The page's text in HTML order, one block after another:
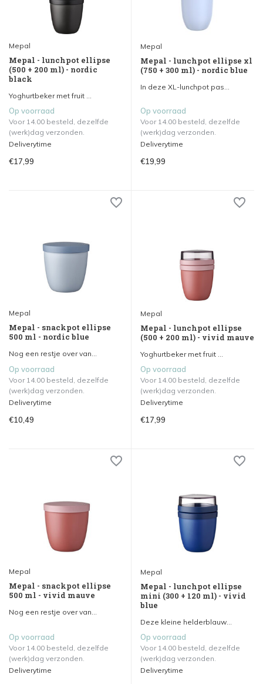
Mepal
Mepal - lunchpot ellipse
(500 + 200 ml) - nordic
black
Yoghurtbeker met fruit ...
Op voorraad
Voor 14.00 besteld, dezelfde
(werk)dag verzonden.
Deliverytime
€17,99
Mepal
Mepal - lunchpot ellipse xl
(750 + 300 ml) - nordic blue
In deze XL-lunchpot pas...
Op voorraad
Voor 14.00 besteld, dezelfde
(werk)dag verzonden.
Deliverytime
€19,99
Mepal
Mepal - snackpot ellipse
500 ml - nordic blue
Nog een restje over van...
Op voorraad
Voor 14.00 besteld, dezelfde
(werk)dag verzonden.
Deliverytime
€10,49
Mepal
Mepal - lunchpot ellipse
(500 + 200 ml) - vivid mauve
Yoghurtbeker met fruit ...
Op voorraad
Voor 14.00 besteld, dezelfde
(werk)dag verzonden.
Deliverytime
€17,99
Mepal
Mepal - snackpot ellipse
500 ml - vivid mauve
Nog een restje over van...
Op voorraad
Voor 14.00 besteld, dezelfde
(werk)dag verzonden.
Deliverytime
Mepal
Mepal - lunchpot ellipse
mini (300 + 120 ml) - vivid
blue
Deze kleine helderblauw...
Op voorraad
Voor 14.00 besteld, dezelfde
(werk)dag verzonden.
Deliverytime